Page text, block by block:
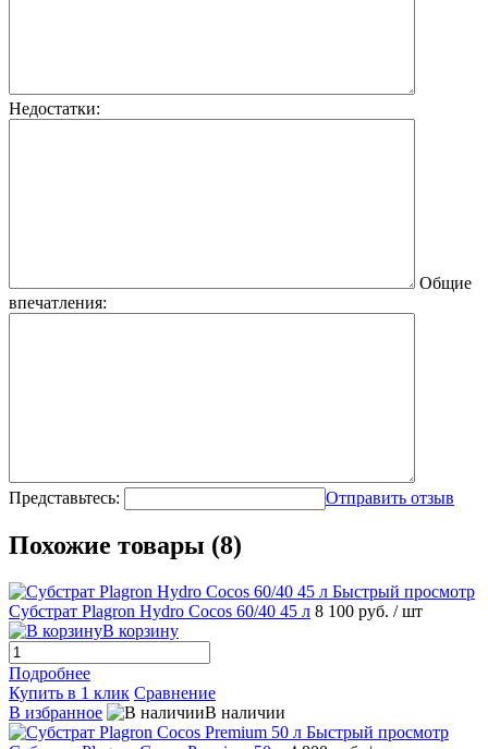
Недостатки:
Общие
впечатления:
Представьтесь: Отправить отзыв
Похожие товары (8)
Быстрый просмотр
Субстрат Plagron Hydro Cocos 60/40 45 л 8 100 руб. / шт
В корзину
Подробнее
Купить в 1 клик Сравнение
В избранное
В наличии
Быстрый просмотр